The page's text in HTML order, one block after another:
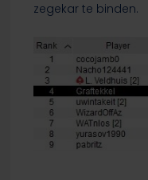
zegekar te binden.